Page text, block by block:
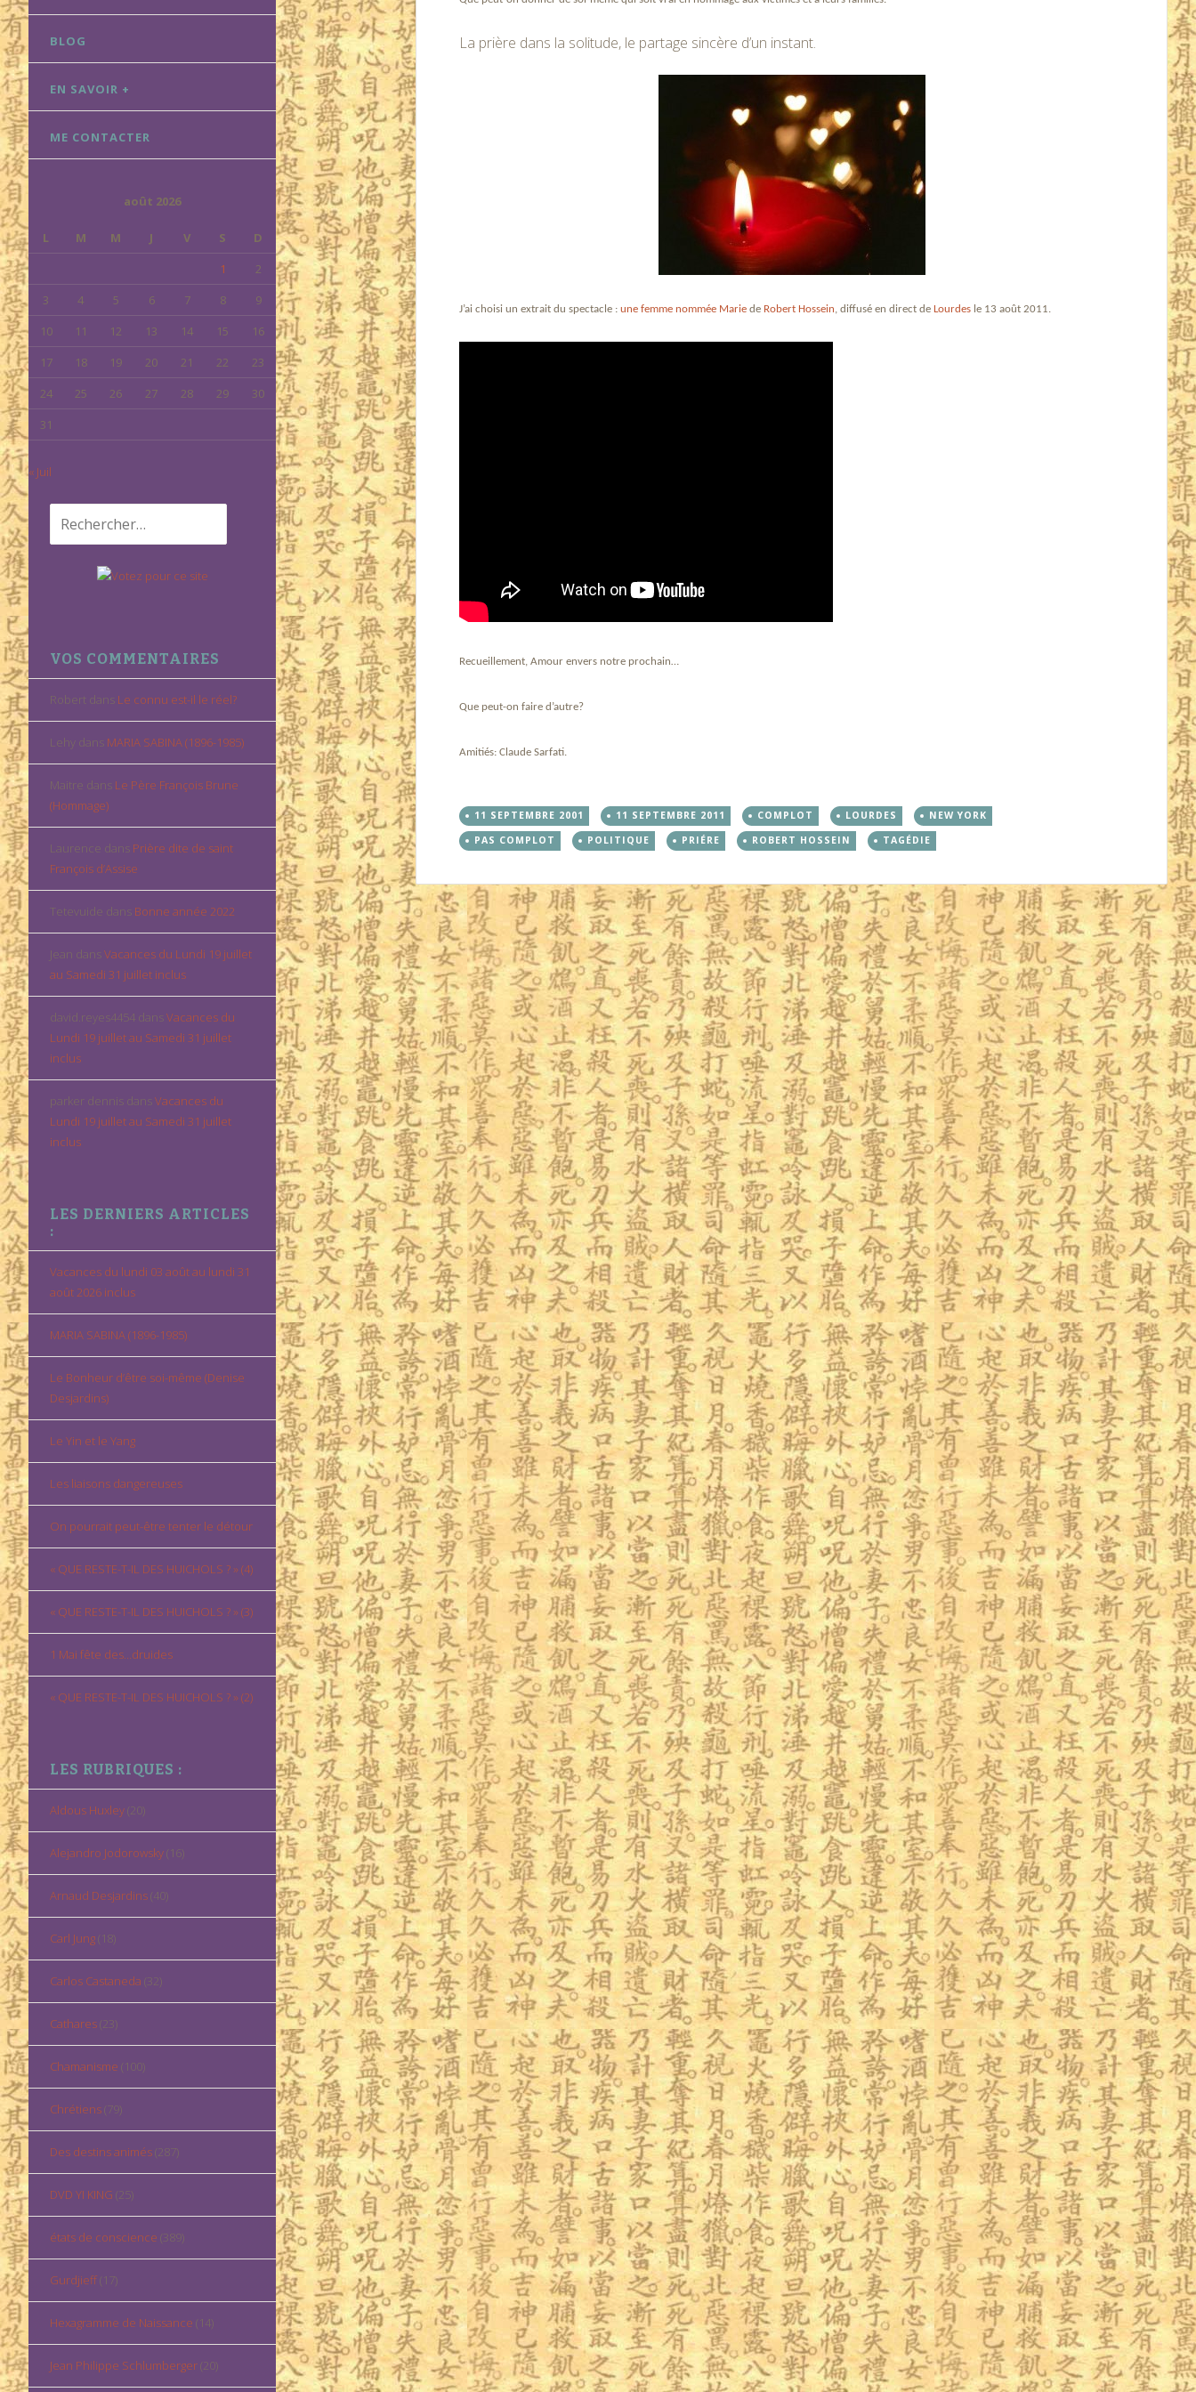
BLOG
EN SAVOIR +
ME CONTACTER
août 2026
L M M J V S
D
1
2
3
4 5 6 7 8
9
10
11 12 13 14 15
16
17
18 19 20 21 22
23
24
25 26 27 28 29
30
31
« Juil
Rechercher :
VOS COMMENTAIRES
Robert dans Le connu est-il le réel?
Lehy dans MARIA SABINA (1896-1985)
Maitre dans Le Père François Brune
(Hommage)
Laurence dans Prière dite de saint
François d’Assise
Tetevuide dans Bonne année 2022
Jean dansVacances du Lundi 19 juillet
au Samedi 31 juillet inclus
david.reyes4454 dansVacances du
Lundi 19 juillet au Samedi 31 juillet
inclus
parker dennis dansVacances du
Lundi 19 juillet au Samedi 31 juillet
inclus
LES DERNIERS ARTICLES
:
Vacances du lundi 03 août au lundi 31
août 2026 inclus
MARIA SABINA (1896-1985)
Le Bonheur d’être soi-même (Denise
Desjardins)
Le Yin et le Yang
Les liaisons dangereuses
On pourrait peut-être tenter le détour
« QUE RESTE-T-IL DES HUICHOLS ? » (4)
« QUE RESTE-T-IL DES HUICHOLS ? » (3)
1 Mai fête des…druides
« QUE RESTE-T-IL DES HUICHOLS ? » (2)
LES RUBRIQUES :
Aldous Huxley(20)
Alejandro Jodorowsky(16)
Arnaud Desjardins(40)
Carl Jung(18)
Carlos Castaneda (32)
Cathares(23)
Chamanisme (100)
Chrétiens(79)
Des destins animés(287)
DVD YI KING (25)
états de conscience (389)
Gurdjieff(17)
Hexagramme de Naissance (14)
Jean Philippe Schlumberger(20)
La prière dans la solitude, le partage sincère d’un instant.
J’ai choisi un extrait du spectacle :une femme nommée Marie de Robert Hossein, diffusé en direct deLourdes le 13 août 2011.
Recueillement, Amour envers notre prochain…
Que peut-on faire d’autre?
Amitiés: Claude Sarfati.
11 SEPTEMBRE 2001 11 SEPTEMBRE 2011 COMPLOT LOURDES
NEW YORK
PAS COMPLOT
POLITIQUE PRIÉRE ROBERT HOSSEIN TAGÉDIE